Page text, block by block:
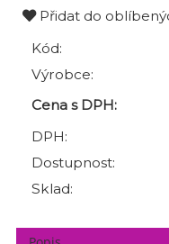
Přidat do
Kód:
Výrobce:
Cena s DPH:
DPH:
Dostupnost:
Sklad: